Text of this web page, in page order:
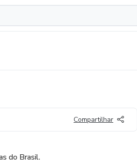
Compartilhar
do Brasil.